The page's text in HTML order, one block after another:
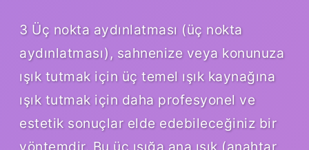
3 Üç nokta aydınlatması (üç nokta
aydınlatması), sahnenize veya konunuza
ışık tutmak için üç temel ışık kaynağına
ışık tutmak için daha profesyonel ve
estetik sonuçlar elde edebileceğiniz bir